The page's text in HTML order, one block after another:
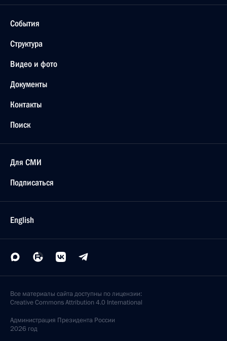
События
Структура
Видео и фото
Документы
Контакты
Поиск
Для СМИ
Подписаться
English
Все материалы сайта доступны по лицензии:
Creative Commons Attribution 4.0 International
Администрация Президента России
2026 год